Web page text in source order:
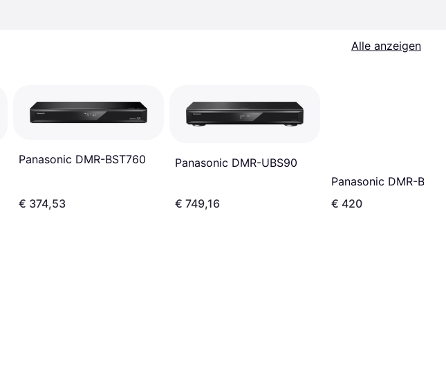
Alle anzeigen
Panasonic DMR-BST760
€ 374,53
Panasonic DMR-UBS90
€ 749,16
Panasonic DMR-
€ 420